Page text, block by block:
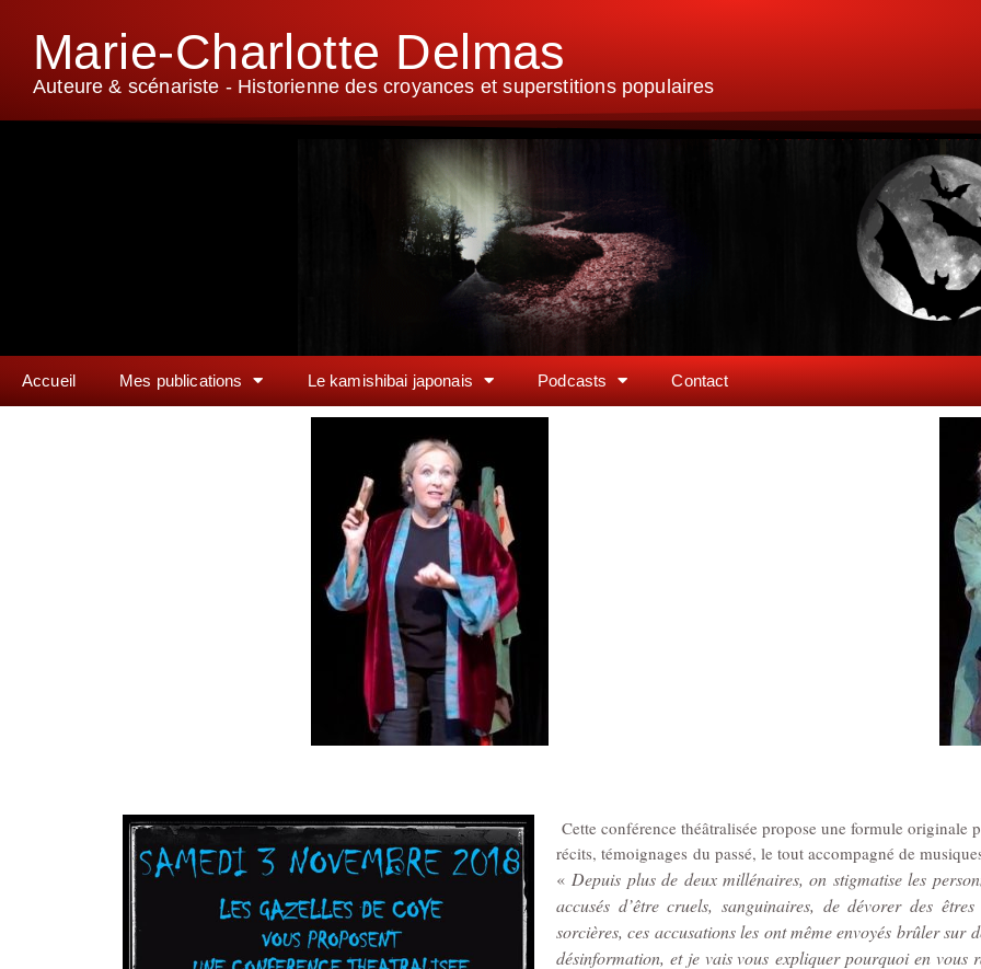
Marie-Charlotte Delmas
Auteure & scénariste - Historienne des croyances et superstitions populaires
Accueil Mes publications Le kamishibai japonais Podcasts Contact
Cette conférence théâtralisée propose une formule originale
récits, témoignages du passé, le tout accompagné de
« Depuis plus de deux millénaires, on stigmatise les
accusés d’être cruels, sanguinaires, de dévorer des
sorcières, ces accusations les ont même envoyés brûler
désinformation, et je vais vous expliquer pourquoi en vous